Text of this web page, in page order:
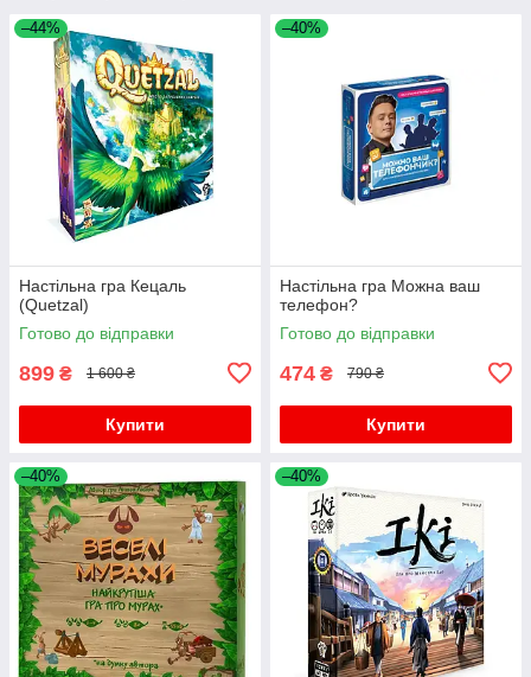
–44%
Настільна гра Кецаль
(Quetzal)
Готово до відправки
899 ₴ 1 600 ₴
Купити
–40%
Настільна гра Можна ваш
телефон?
Готово до відправки
474 ₴ 790 ₴
Купити
–40% –40%